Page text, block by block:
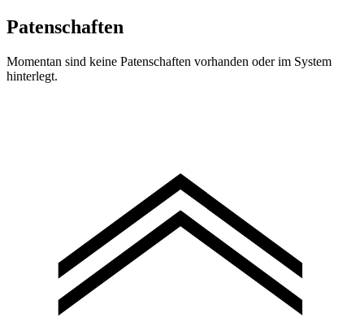
Patenschaften
Momentan sind keine Patenschaften vorhanden oder im System
hinterlegt.